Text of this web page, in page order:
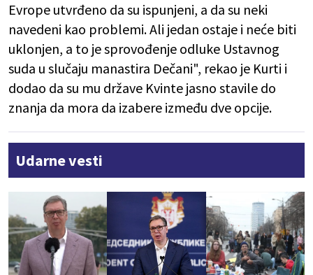
Evrope utvrđeno da su ispunjeni, a da su neki
navedeni kao problemi. Ali jedan ostaje i neće biti
uklonjen, a to je sprovođenje odluke Ustavnog
suda u slučaju manastira Dečani", rekao je Kurti i
dodao da su mu države Kvinte jasno stavile do
znanja da mora da izabere između dve opcije.
Udarne vesti